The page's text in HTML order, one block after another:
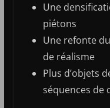
Une
piétons
Une refonte
de réalisme
Plus d’objets
séquences de